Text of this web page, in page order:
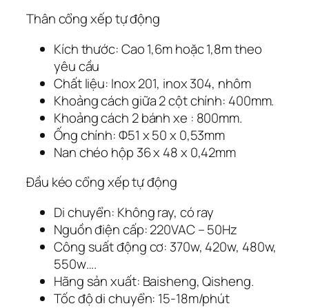
Thân cổng xếp tự động
Kích thước: Cao 1,6m hoặc 1,8m theo
yêu cầu
Chất liệu: Inox 201, inox 304, nhôm
Khoảng cách giữa 2 cột chính: 400mm.
Khoảng cách 2 bánh xe : 800mm.
Ống chính: Ф51 x 50 x 0,53mm
Nan chéo hộp 36 x 48 x 0,42mm
Đầu kéo cổng xếp tự động
Di chuyển: Không ray, có ray
Nguồn điện cấp: 220VAC – 50Hz
Công suất động cơ: 370w, 420w, 480w,
550w….
Hãng sản xuất: Baisheng, Qisheng.
Tốc độ di chuyển: 15-18m/phút